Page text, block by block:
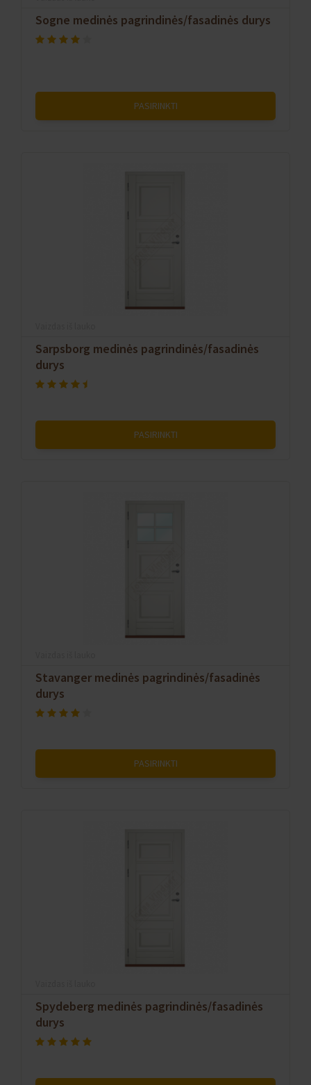
Sogne medinės pagrindinės/fasadinės durys
PASIRINKTI
Sarpsborg medinės pagrindinės/fasadinės
durys
PASIRINKTI
Stavanger medinės pagrindinės/fasadinės
durys
PASIRINKTI
Spydeberg medinės pagrindinės/fasadinės
durys